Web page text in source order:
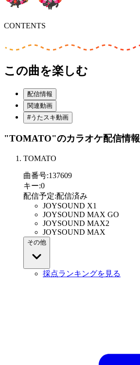
CONTENTS
この曲を楽しむ
配信情報
関連動画
#うたスキ動画
"TOMATO"のカラオケ配信情報
TOMATO
曲番号:137609
キー:0
配信予定:配信済み
JOYSOUND X1
JOYSOUND MAX GO
JOYSOUND MAX2
JOYSOUND MAX
その他
採点ランキングを見る